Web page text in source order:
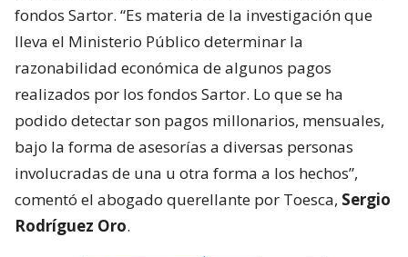
fondos Sartor. “Es materia de la investigación que
lleva el Ministerio Público determinar la
razonabilidad económica de algunos pagos
realizados por los fondos Sartor. Lo que se ha
podido detectar son pagos millonarios, mensuales,
bajo la forma de asesorías a diversas personas
involucradas de una u otra forma a los hechos”,
comentó el abogado querellante por Toesca, Sergio
Rodríguez Oro.